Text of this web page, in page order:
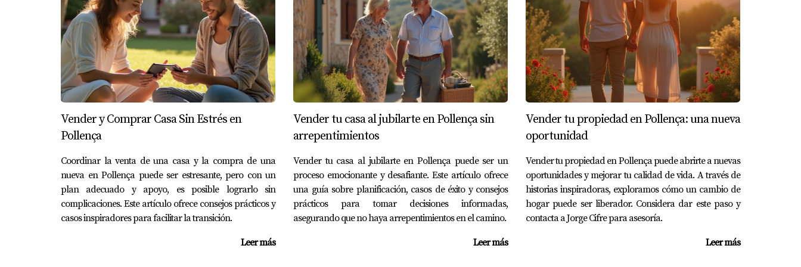
¿Qué documentos necesito para vender una casa heredada?
Es fundamental contar con documentos como el testamento, escritura de propiedad y cualquier otro documento legal relacionado con la herencia.
¿Cuánto tiempo toma vender una casa heredada?
El tiempo puede variar dependiendo del mercado inmobiliario local y las condiciones específicas de tu propiedad; sin embargo, con un buen plan y
¿Debo realizar reparaciones antes de vender?
Aunque no es obligatorio, realizar pequeñas reparaciones puede aumentar el atractivo de tu propiedad y ayudar a obtener un mejor precio.
¿Cómo puedo determinar el valor de mi casa heredada?
Lo ideal es contratar a un tasador profesional o consultar con un agente inmobiliario experimentado como Jorge Cifre para obtener una valoración
precisa basada en el mercado actual.
¿Qué pasa si hay más herederos involucrados?
Vender y Comprar Casa Sin Estrés en
Pollença
Coordinar la venta de una casa y la compra de una
nueva en Pollença puede ser estresante, pero con un
plan adecuado y apoyo, es posible lograrlo sin
complicaciones. Este artículo ofrece consejos prácticos y
casos inspiradores para facilitar la transición.
Leer más
Vender tu casa al jubilarte en Pollença sin
arrepentimientos
Vender tu casa al jubilarte en Pollença puede ser un
proceso emocionante y desafiante. Este artículo ofrece
una guía sobre planificación, casos de éxito y consejos
prácticos para tomar decisiones informadas,
asegurando que no haya arrepentimientos en el camino.
Leer más
Vender tu propiedad en Pollença: una nueva
oportunidad
Vender tu propiedad en Pollença puede abrirte a nuevas
oportunidades y mejorar tu calidad de vida. A través de
historias inspiradoras, exploramos cómo un cambio de
hogar puede ser liberador. Considera dar este paso y
contacta a Jorge Cifre para asesoría.
Leer más